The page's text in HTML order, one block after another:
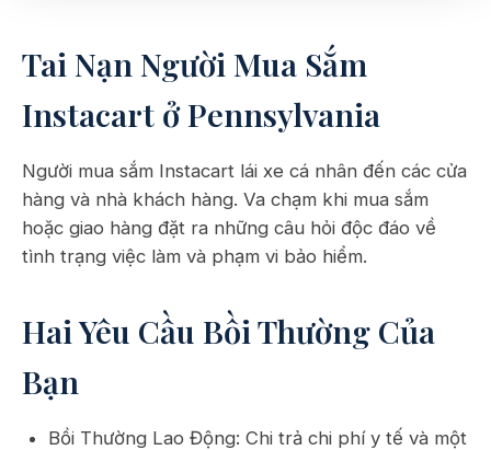
Tai Nạn Người Mua Sắm
Instacart ở Pennsylvania
Người mua sắm Instacart lái xe cá nhân đến các cửa
hàng và nhà khách hàng. Va chạm khi mua sắm
hoặc giao hàng đặt ra những câu hỏi độc đáo về
tình trạng việc làm và phạm vi bảo hiểm.
Hai Yêu Cầu Bồi Thường Của
Bạn
Bồi Thường Lao Động: Chi trả chi phí y tế và một